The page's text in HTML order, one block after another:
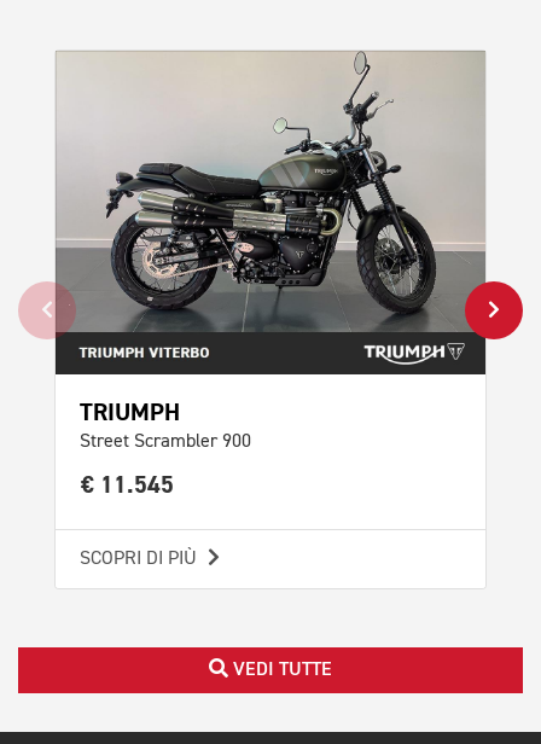
TRIUMPH
Street Scrambler 900
€ 11.545
SCOPRI DI PIÙ
VEDI TUTTE